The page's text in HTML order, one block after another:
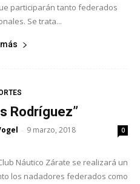
participarán tanto federados
Se trata...
Rodríguez”
- 9 marzo, 2018 0
Náutico Zárate se realizará un
los nadadores federados como